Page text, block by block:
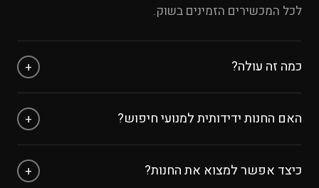
לכל המכשירים הזמינים בשוק.
כמה זה עולה? +
אפשר להתנסות בחינם עד 8 מוצרים ללא כרטיס אשראי.
לאחר מכן, עלות המנוי היא לפי החבילה שבוחרים
האם החנות ידידותית למנועי חיפוש? +
החיפוש, אם לא היא ממש חסרת תועלת, ולכן אנחנו ב-
כיצד אפשר למצוא את החנות? +